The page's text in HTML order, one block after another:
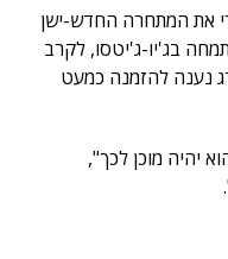
את המתחרה החדש-ישן
בג'יו-ג'יטסו, לקרב
נענה להזמנה כמעט
יהיה מוכן לכך",